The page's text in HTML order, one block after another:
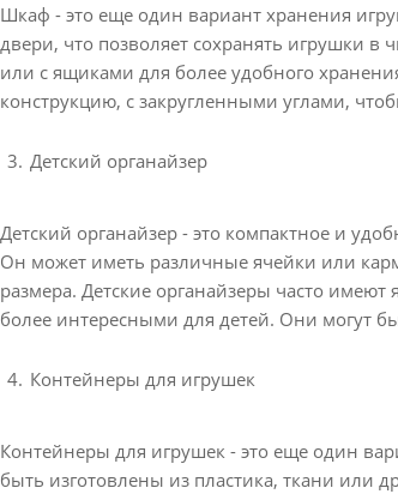
Шкаф - это еще один вариант хранения
двери, что позволяет сохранять игрушки
или с ящиками для более удобного
конструкцию, с закругленными углами,
Детский органайзер
Детский органайзер - это компактное и
Он может иметь различные ячейки или
размера. Детские органайзеры часто
более интересными для детей. Они могут
Контейнеры для игрушек
Контейнеры для игрушек - это еще один
быть изготовлены из пластика, ткани или